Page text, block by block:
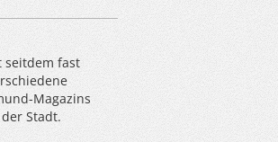
seitdem fast
Magazins
Stadt.